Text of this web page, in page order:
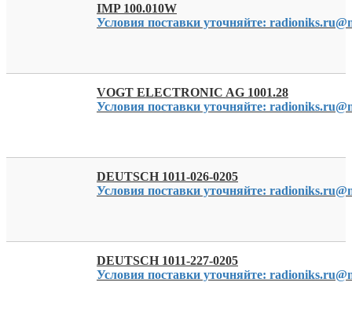
IMP 100.010W
Условия поставки уточняйте:
VOGT ELECTRONIC AG 1001.28
Условия поставки уточняйте:
DEUTSCH 1011-026-0205
Условия поставки уточняйте:
DEUTSCH 1011-227-0205
Условия поставки уточняйте: